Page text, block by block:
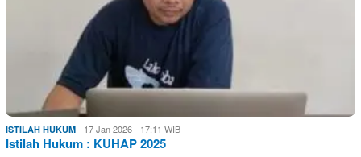
ISTILAH HUKUM 17 Jan 2026 - 17:11 WIB
Istilah Hukum : KUHAP 2025